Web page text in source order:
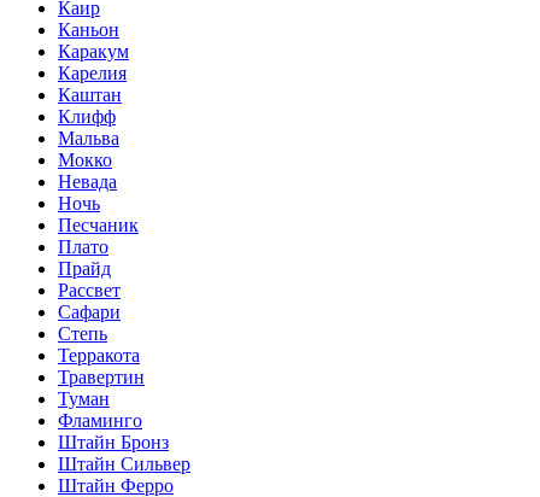
Каир
Каньон
Каракум
Карелия
Каштан
Клифф
Мальва
Мокко
Невада
Ночь
Песчаник
Плато
Прайд
Рассвет
Сафари
Степь
Терракота
Травертин
Туман
Фламинго
Штайн Бронз
Штайн Сильвер
Штайн Ферро